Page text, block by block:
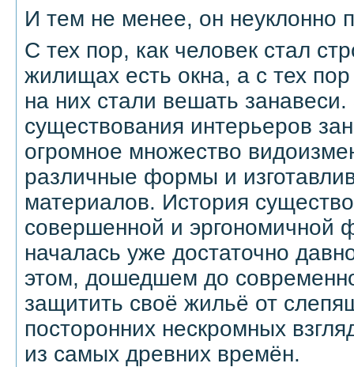
И тем не менее, он неуклонно
С тех пор, как человек стал
жилищах есть окна, а с тех
на них стали вешать
существования интерьеров
огромное множество
различные формы и
материалов. История
совершенной и
началась уже достаточно
этом, дошедшем до
защитить своё жильё от
посторонних нескромных
из самых древних времён.